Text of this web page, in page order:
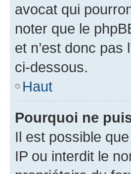
avocat qui
noter que le
et n’est donc
ci-dessous.
Haut
Pourquoi ne
Il est possible
IP ou interdit le